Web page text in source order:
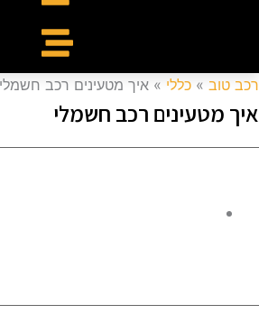
טוב» כללי» איך מטעינים רכב חשמלי
מטעינים רכב חשמלי